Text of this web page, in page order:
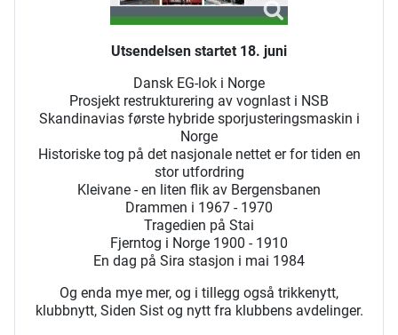
Utsendelsen startet 18. juni
Dansk EG-lok i Norge
Prosjekt restrukturering av vognlast i NSB
Skandinavias første hybride sporjusteringsmaskin i
Norge
Historiske tog på det nasjonale nettet er for tiden en
stor utfordring
Kleivane - en liten flik av Bergensbanen
Drammen i 1967 - 1970
Tragedien på Stai
Fjerntog i Norge 1900 - 1910
En dag på Sira stasjon i mai 1984
Og enda mye mer, og i tillegg også trikkenytt,
klubbnytt, Siden Sist og nytt fra klubbens avdelinger.